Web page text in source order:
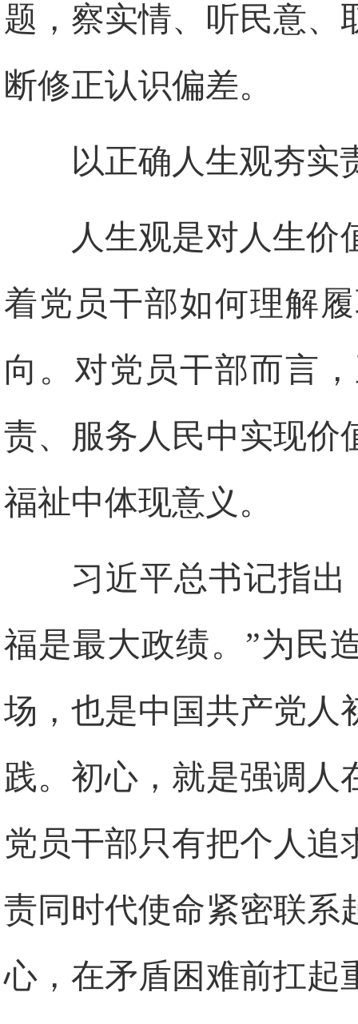
题，察实情、听民意、
断修正认识偏差。
以正确人生观夯实
人生观是对人生价
着党员干部如何理解
向。对党员干部而言
责、服务人民中实现价
福祉中体现意义。
习近平总书记指
福是最大政绩。”为民
场，也是中国共产党人
践。初心，就是强调人
党员干部只有把个人追
责同时代使命紧密联系
心，在矛盾困难前扛起